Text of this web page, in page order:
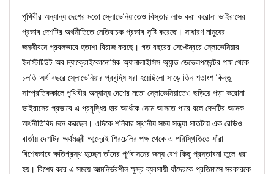
পৃথিবীর অন্যান্য দেশের মতো স্লোভেনিয়াতেও বিস্তার লাভ করা করোনা ভাইরাসের
প্রভাব দেশটির অর্থনীতিতে নেতিবাচক প্রভাব সৃষ্টি করেছে। সাধারণ মানুষের
জনজীবনে প্রবলভাবে হতাশা বিরাজ করছে। গত বছরের সেপ্টেম্বরে স্লোভেনিয়ার
ইনস্টিটিউট অব ম্যাক্রোইকোনোমিক অ্যানালাইসিস অ্যান্ড ডেভেলপমেন্টের পক্ষ থেকে
চলতি অর্থ বছরে স্লোভেনিয়ার প্রবৃদ্ধি ধরা হয়েছিলো সাড়ে তিন শতাংশ কিন্তু
সাম্প্রতিককালে পৃথিবীর অন্যান্য দেশের মতো স্লোভেনিয়াতেও ছড়িয়ে পড়া করোনা
ভাইরাসের প্রভাবে এ প্রবৃদ্ধির হার অর্ধেকে নেমে আসতে পারে বলে দেশটির অনেক
অর্থনীতিবিদ মনে করছেন। এদিকে শনিবার স্থানীয় সময় সন্ধ্যা সাতটায় এক রেডিও
বার্তায় দেশটির অর্থমন্ত্রী আন্দ্রেই শিরচেলির পক্ষ থেকে এ পরিস্থিতিতে যাঁরা
বিশেষভাবে ক্ষতিগ্রস্থ হচ্ছেন তাঁদের পূর্ণবাসনের জন্য বেশ কিছু প্রস্তাবনা তুলে ধরা
হয়। বিশেষ করে এ সময়ে আত্মনির্ভরশীল ক্ষুদ্র ব্যবসায়ী যাঁদেরকে প্রতিমাসে সরকারকে